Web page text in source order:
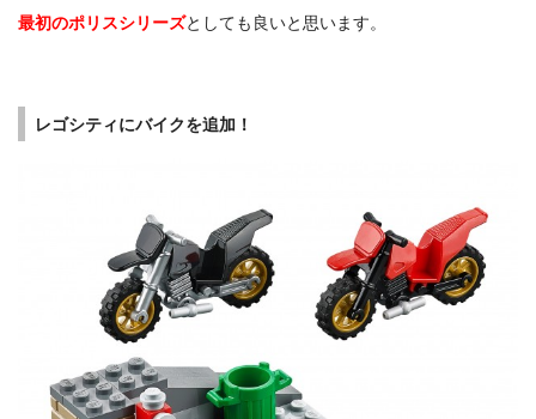
最初のポリスシリーズとしても良いと思います。
レゴシティにバイクを追加！